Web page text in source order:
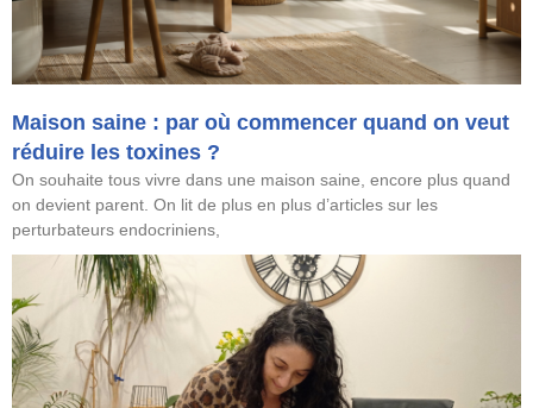
Maison saine : par où commencer quand on veut
réduire les toxines ?
On souhaite tous vivre dans une maison saine, encore plus quand
on devient parent. On lit de plus en plus d’articles sur les
perturbateurs endocriniens,